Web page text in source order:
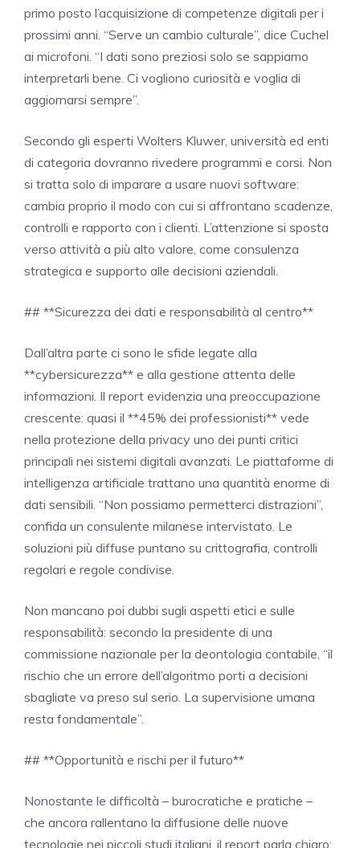
primo posto l’acquisizione di competenze digitali per i
prossimi anni. “Serve un cambio culturale”, dice Cuchel
ai microfoni. “I dati sono preziosi solo se sappiamo
interpretarli bene. Ci vogliono curiosità e voglia di
aggiornarsi sempre”.
Secondo gli esperti Wolters Kluwer, università ed enti
di categoria dovranno rivedere programmi e corsi. Non
si tratta solo di imparare a usare nuovi software:
cambia proprio il modo con cui si affrontano scadenze,
controlli e rapporto con i clienti. L’attenzione si sposta
verso attività a più alto valore, come consulenza
strategica e supporto alle decisioni aziendali.
## **Sicurezza dei dati e responsabilità al centro**
Dall’altra parte ci sono le sfide legate alla
**cybersicurezza** e alla gestione attenta delle
informazioni. Il report evidenzia una preoccupazione
crescente: quasi il **45% dei professionisti** vede
nella protezione della privacy uno dei punti critici
principali nei sistemi digitali avanzati. Le piattaforme di
intelligenza artificiale trattano una quantità enorme di
dati sensibili. “Non possiamo permetterci distrazioni”,
confida un consulente milanese intervistato. Le
soluzioni più diffuse puntano su crittografia, controlli
regolari e regole condivise.
Non mancano poi dubbi sugli aspetti etici e sulle
responsabilità: secondo la presidente di una
commissione nazionale per la deontologia contabile, “il
rischio che un errore dell’algoritmo porti a decisioni
sbagliate va preso sul serio. La supervisione umana
resta fondamentale”.
## **Opportunità e rischi per il futuro**
Nonostante le difficoltà – burocratiche e pratiche –
che ancora rallentano la diffusione delle nuove
tecnologie nei piccoli studi italiani, il report parla chiaro: